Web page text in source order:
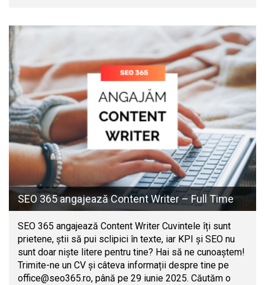
SEO 365 angajează Content Writer – Full Time
SEO 365 angajează Content Writer Cuvintele îți sunt
prietene, știi să pui sclipici în texte, iar KPI și SEO nu
sunt doar niște litere pentru tine? Hai să ne cunoaștem!
Trimite-ne un CV și câteva informații despre tine pe
office@seo365.ro, până pe 29 iunie 2025. Căutăm o